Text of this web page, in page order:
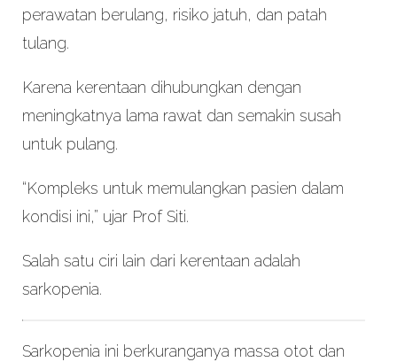
perawatan berulang, risiko jatuh, dan patah
tulang.
Karena kerentaan dihubungkan dengan
meningkatnya lama rawat dan semakin susah
untuk pulang.
“Kompleks untuk memulangkan pasien dalam
kondisi ini,” ujar Prof Siti.
Salah satu ciri lain dari kerentaan adalah
sarkopenia.
Sarkopenia ini berkuranganya massa otot dan